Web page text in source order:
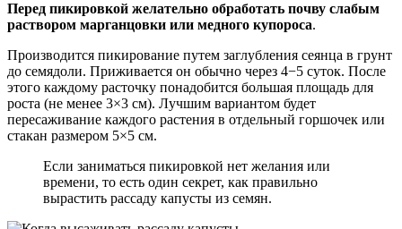
Перед пикировкой желательно обработать почву слабым
раствором марганцовки или медного купороса.
Производится пикирование путем заглубления сеянца в грунт
до семядоли. Приживается он обычно через 4−5 суток. После
этого каждому расточку понадобится большая площадь для
роста (не менее 3×3 см). Лучшим вариантом будет
пересаживание каждого растения в отдельный горшочек или
стакан размером 5×5 см.
Если заниматься пикировкой нет желания или
времени, то есть один секрет, как правильно
вырастить рассаду капусты из семян.